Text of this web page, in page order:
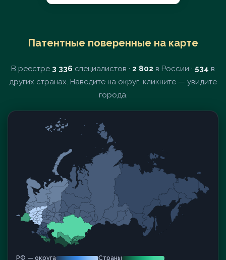
Патентные поверенные на карте
В реестре 3 336 специалистов · 2 802 в России · 534 в
других странах. Наведите на округ, кликните — увидите
города.
РФ — округа
Страны